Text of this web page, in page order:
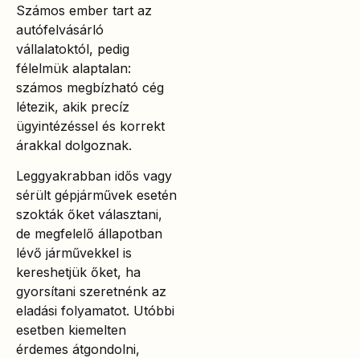
Számos ember tart az
autófelvásárló
vállalatoktól, pedig
félelmük alaptalan:
számos megbízható cég
létezik, akik precíz
ügyintézéssel és korrekt
árakkal dolgoznak.
Leggyakrabban idős vagy
sérült gépjárművek esetén
szokták őket választani,
de megfelelő állapotban
lévő járművekkel is
kereshetjük őket, ha
gyorsítani szeretnénk az
eladási folyamatot. Utóbbi
esetben kiemelten
érdemes átgondolni,